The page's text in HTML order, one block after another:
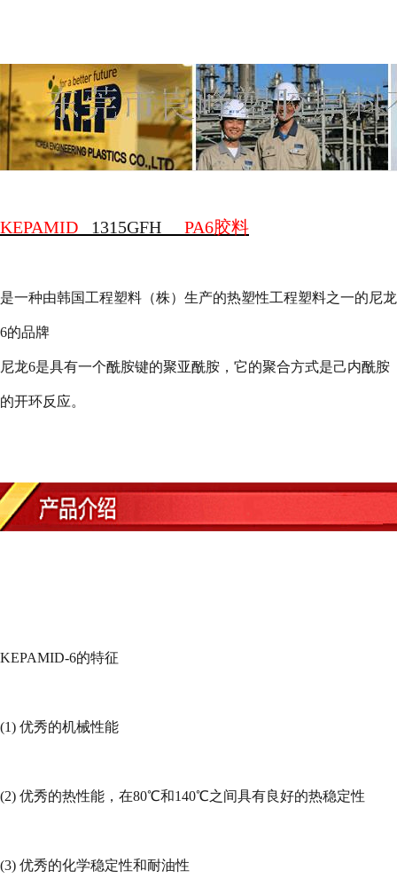
KEPAMID 1315GFH PA6胶料
是一种由韩国工程塑料（株）生产的热塑性工程塑料之一的尼龙
6的品牌
尼龙6是具有一个酰胺键的聚亚酰胺，它的聚合方式是己内酰胺
的开环反应。
KEPAMID-6的特征
(1) 优秀的机械性能
(2) 优秀的热性能，在80℃和140℃之间具有良好的热稳定性
(3) 优秀的化学稳定性和耐油性